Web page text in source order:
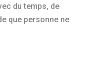
du temps, de
que personne ne